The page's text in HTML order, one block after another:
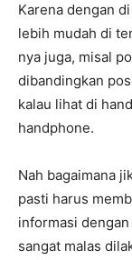
Karena dengan
lebih mudah di
nya juga, misal
dibandingkan
kalau lihat di
handphone.
Nah bagaimana
pasti harus
informasi
sangat malas